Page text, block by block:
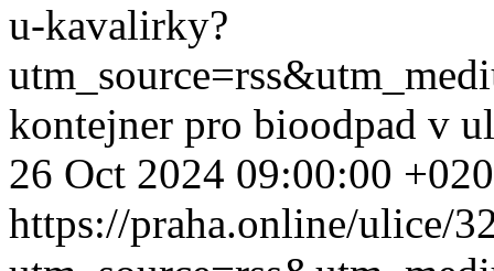
u-kavalirky?
kontejner pro bioodpad v
26 Oct 2024 09:00:00
https://praha.online/ulice/